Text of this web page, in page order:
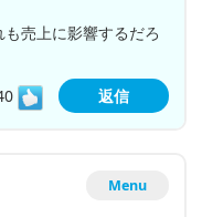
売上に影響するだろ
返信
Menu